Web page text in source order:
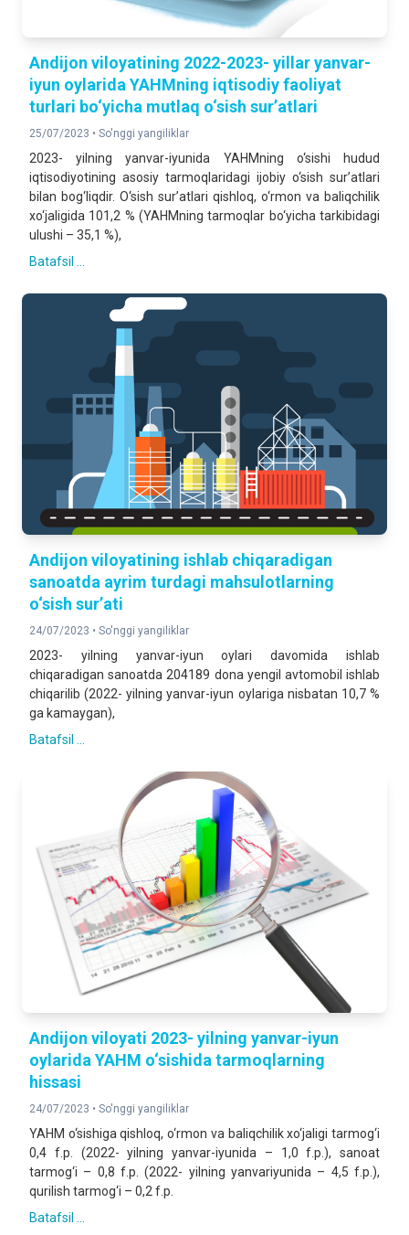
Andijon viloyatining 2022-2023- yillar yanvar-
iyun oylarida YAHMning iqtisodiy faoliyat
turlari bo‘yicha mutlaq o‘sish sur’atlari
25/07/2023 • So'nggi yangiliklar
2023- yilning yanvar-iyunida YAHMning o‘sishi hudud
iqtisodiyotining asosiy tarmoqlaridagi ijobiy o‘sish sur’atlari
bilan bog‘liqdir. O‘sish sur’atlari qishloq, o‘rmon va baliqchilik
xo‘jaligida 101,2 % (YAHMning tarmoqlar bo‘yicha tarkibidagi
ulushi – 35,1 %),
Batafsil ...
Andijon viloyatining ishlab chiqaradigan
sanoatda ayrim turdagi mahsulotlarning
o‘sish sur’ati
24/07/2023 • So'nggi yangiliklar
2023- yilning yanvar-iyun oylari davomida ishlab
chiqaradigan sanoatda 204189 dona yengil avtomobil ishlab
chiqarilib (2022- yilning yanvar-iyun oylariga nisbatan 10,7 %
ga kamaygan),
Batafsil ...
Andijon viloyati 2023- yilning yanvar-iyun
oylarida YAHM o‘sishida tarmoqlarning
hissasi
24/07/2023 • So'nggi yangiliklar
YAHM o‘sishiga qishloq, o‘rmon va baliqchilik xo‘jaligi tarmog‘i
0,4 f.p. (2022- yilning yanvar-iyunida – 1,0 f.p.), sanoat
tarmog‘i – 0,8 f.p. (2022- yilning yanvariyunida – 4,5 f.p.),
qurilish tarmog‘i – 0,2 f.p.
Batafsil ...